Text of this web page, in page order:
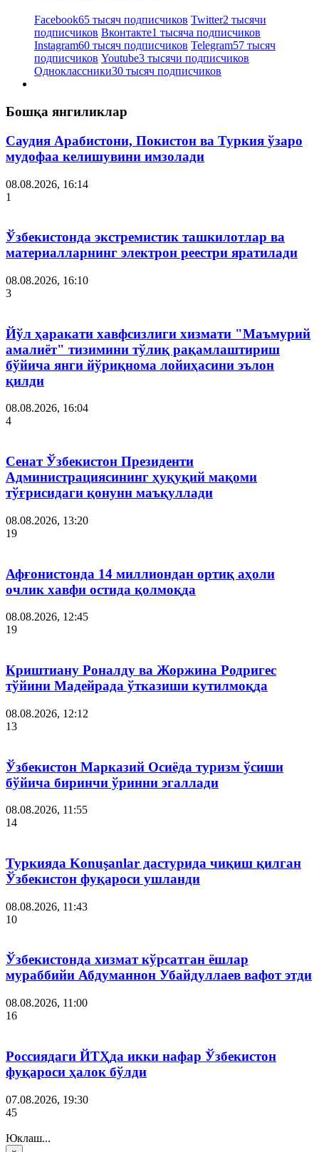
Facebook65 тысяч подписчиков Twitter2 тысячи
подписчиков Вконтакте1 тысяча подписчиков
Instagram60 тысяч подписчиков Telegram57 тысяч
подписчиков Youtube3 тысячи подписчиков
Одноклассники30 тысяч подписчиков
Бошқа янгиликлар
Саудия Арабистони, Покистон ва Туркия ўзаро
мудофаа келишувини имзолади
08.08.2026, 16:14
1
Ўзбекистонда экстремистик ташкилотлар ва
материалларнинг электрон реестри яратилади
08.08.2026, 16:10
3
Йўл ҳаракати хавфсизлиги хизмати "Маъмурий
амалиёт" тизимини тўлиқ рақамлаштириш
бўйича янги йўриқнома лойиҳасини эълон
қилди
08.08.2026, 16:04
4
Сенат Ўзбекистон Президенти
Администрациясининг ҳуқуқий мақоми
тўғрисидаги қонунн маъқуллади
08.08.2026, 13:20
19
Афғонистонда 14 миллиондан ортиқ аҳоли
очлик хавфи остида қолмоқда
08.08.2026, 12:45
19
Криштиану Роналду ва Жоржина Родригес
тўйини Мадейрада ўтказиши кутилмоқда
08.08.2026, 12:12
13
Ўзбекистон Марказий Осиёда туризм ўсиши
бўйича биринчи ўринни эгаллади
08.08.2026, 11:55
14
Туркияда Konuşanlar дастурида чиқиш қилган
Ўзбекистон фуқароси ушланди
08.08.2026, 11:43
10
Ўзбекистонда хизмат кўрсатган ёшлар
мураббийи Абдуманнон Убайдуллаев вафот этди
08.08.2026, 11:00
16
Россиядаги ЙТҲда икки нафар Ўзбекистон
фуқароси ҳалок бўлди
07.08.2026, 19:30
45
Юклаш...